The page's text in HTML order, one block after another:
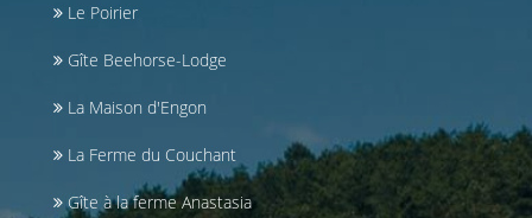
Le Poirier
Gîte Beehorse-Lodge
La Maison d'Engon
La Ferme du Couchant
Gîte à la ferme Anastasia